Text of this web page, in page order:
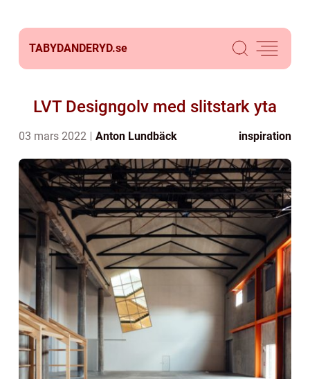
TABYDANDERYD.se
LVT Designgolv med slitstark yta
03 mars 2022 Anton Lundbäck inspiration